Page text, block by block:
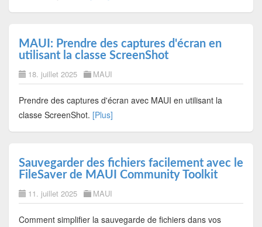
MAUI: Prendre des captures d'écran en
utilisant la classe ScreenShot
18. juillet 2025 MAUI
Prendre des captures d'écran avec MAUI en utilisant la
classe ScreenShot. [Plus]
Sauvegarder des fichiers facilement avec le
FileSaver de MAUI Community Toolkit
11. juillet 2025 MAUI
Comment simplifier la sauvegarde de fichiers dans vos